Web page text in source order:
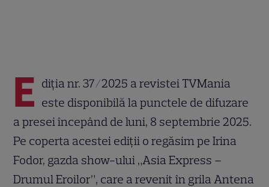
E diția nr. 37/2025 a revistei TVMania
este disponibilă la punctele de difuzare
a presei începând de luni, 8 septembrie 2025.
Pe coperta acestei ediții o regăsim pe Irina
Fodor, gazda show-ului „Asia Express –
Drumul Eroilor”, care a revenit în grila Antena